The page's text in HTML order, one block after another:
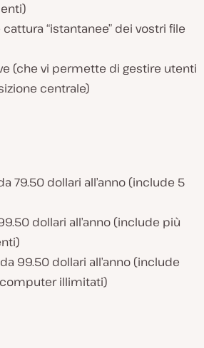
“istantanee” dei vostri file
(che vi permette di gestire utenti
centrale)
79.50 dollari all’anno (include 5
dollari all’anno (include più
99.50 dollari all’anno (include
illimitati)